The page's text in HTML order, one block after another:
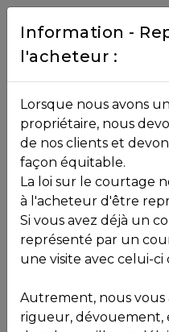
Contact
NOS
PROPRIÉTÉS
VOS
COURTIERS
Équipe
Toutes les
Vendu
, , ,
J8B 0K9
Voir
Information -
l'acheteur :
Lorsque nous avons
propriétaire, nous
de nos clients et
façon équitable.
La loi sur le courtage
à l'acheteur d'être
Si vous avez déjà un
représenté par un
une visite avec celui-
Autrement, nous vous
rigueur, dévouement,